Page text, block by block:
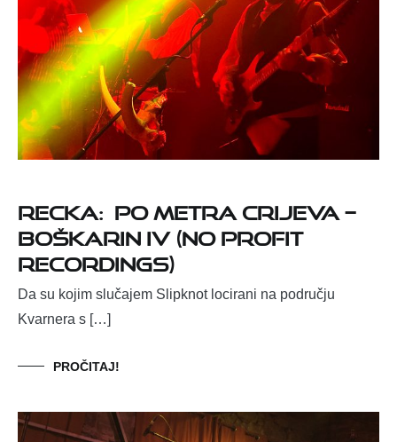
RECKA: PO METRA CRIJEVA –
Boškarin IV (No Profit
Recordings)
Da su kojim slučajem Slipknot locirani na području
Kvarnera s […]
PROČITAJ!